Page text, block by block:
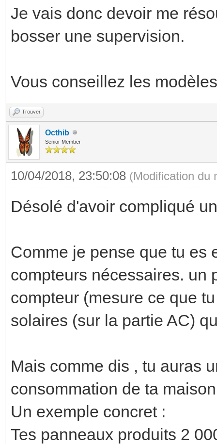
Je vais donc devoir me
bosser une supervision.
Vous conseillez les
Trouver
Octhib
Senior Member
10/04/2018, 23:50:08 (Modification du
Désolé d'avoir compliqué
Comme je pense que tu es
compteurs nécessaires. un
compteur (mesure ce que
solaires (sur la partie AC)
Mais comme dis , tu auras
consommation de ta
Un exemple concret :
Tes panneaux produits 2